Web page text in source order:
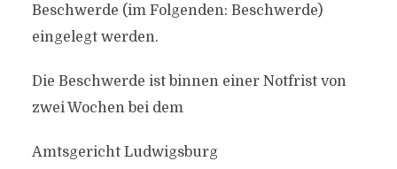
Beschwerde (im Folgenden: Beschwerde)
eingelegt werden.
Die Beschwerde ist binnen einer Notfrist von
zwei Wochen bei dem
Amtsgericht Ludwigsburg